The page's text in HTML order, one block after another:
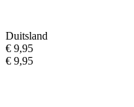
Duitsland
€ 9,95
€ 9,95